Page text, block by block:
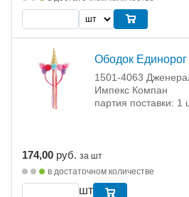
Ободок
1501-4063
Импекс Компан
партия поставки: 1
174,00 руб. за шт
в достаточном количестве
шт